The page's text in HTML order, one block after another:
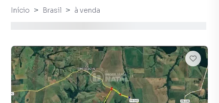
Início Brasil à venda